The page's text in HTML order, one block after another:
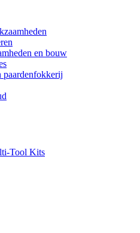
en bouw
paardenfokkerij
Tool Kits